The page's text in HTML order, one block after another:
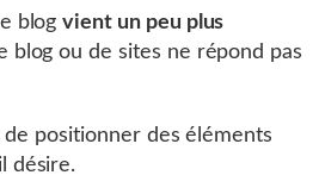
blogvient un peu plus
blog ou de sites ne répond pas
de positionner des éléments
désire.